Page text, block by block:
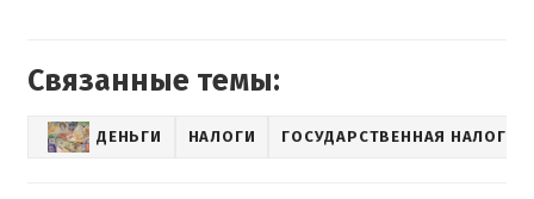
Связанные темы:
ДЕНЬГИ НАЛОГИ ГОСУДАРСТВЕННАЯ